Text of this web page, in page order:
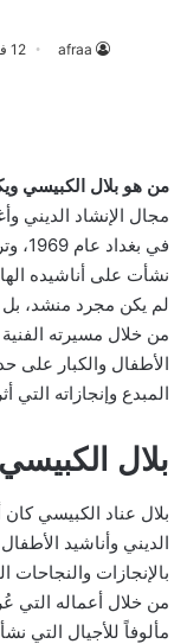
afraa 12 فبراير، 2025
من هو بلال الكبيسي
مجال الإنشاد الديني
في
نشأت على أناشيده
لم يكن مجرد منشد، بل
من خلال مسيرته
الأطفال والكبار على
المبدع وإنجازاته
بلال الكبيسي
بلال عناد الكبيسي
الديني وأناشيد
بالإنجازات
من خلال أعماله التي
مألوفاً للأجيال التي